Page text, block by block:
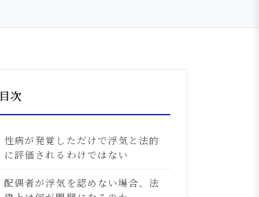
目次
性病が発覚しただけで浮気と法的
に評価されるわけではない
配偶者が浮気を認めない場合、法